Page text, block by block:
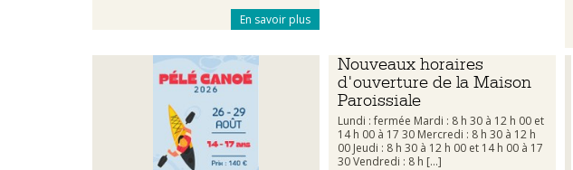
En savoir plus
Nouveaux horaires
d'ouverture de la Maison
Paroissiale
Lundi : fermée Mardi : 8 h 30 à 12 h 00 et
14 h 00 à 17 30 Mercredi : 8 h 30 à 12 h
00 Jeudi : 8 h 30 à 12 h 00 et 14 h 00 à 17
30 Vendredi : 8 h [...]